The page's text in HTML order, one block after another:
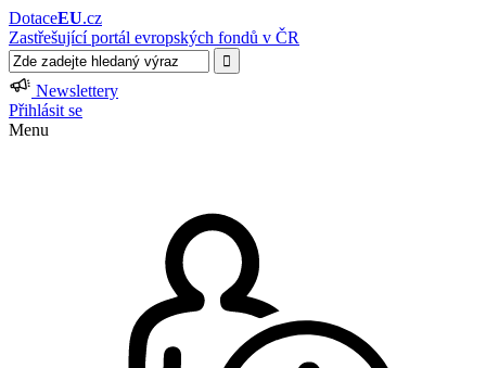
DotaceEU.cz
Zastřešující portál evropských fondů v ČR
Newslettery
Přihlásit se
Menu